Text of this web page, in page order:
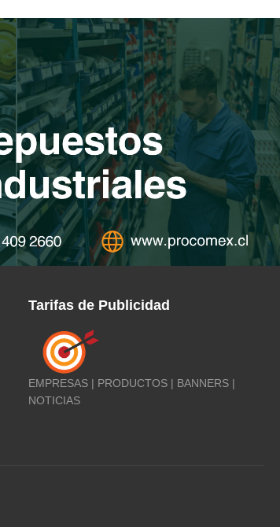
Tarifas de Publicidad
EMPRESAS | PRODUCTOS | BANNERS |
NOTICIAS